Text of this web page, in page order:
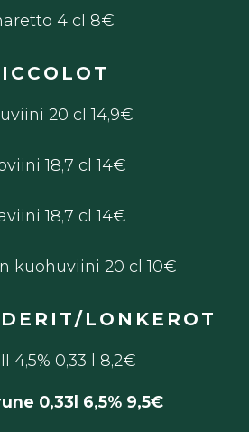
4 cl 8€
20 cl 14,9€
18,7 cl 14€
18,7 cl 14€
kuohuviini 20 cl 10€
LONKEROT
4,5% 0,33 l 8,2€
0,33l 6,5% 9,5€